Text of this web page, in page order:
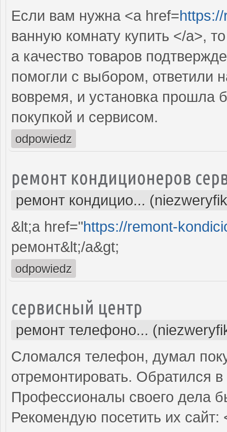
Если вам нужна <a href=
ванную комнату купить </a>,
а качество товаров
помогли с выбором, ответили
вовремя, и установка прошла
покупкой и сервисом.
odpowiedz
ремонт кондиционеров
ремонт кондицио...
&lt;a href="https://remont-
ремонт&lt;/a&gt;
odpowiedz
сервисный центр
ремонт телефоно...
Сломался телефон, думал
отремонтировать. Обратился
Профессионалы своего дела
Рекомендую посетить их сайт: